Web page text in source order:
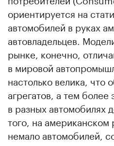
ориентируется на
автомобилей в руках
автовладельцев.
рынке, конечно,
в мировой
настолько велика, что
агрегатов, а тем
в разных автомобилях
того, на американском
немало автомобилей,